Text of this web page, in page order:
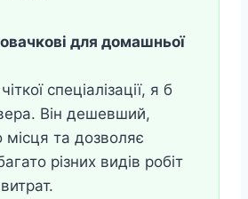
для домашньої
спеціалізації, я б
Він дешевший,
та дозволяє
різних видів робіт